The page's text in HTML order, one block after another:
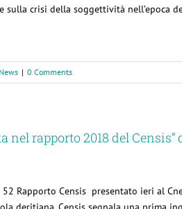
sulla crisi della soggettività nell’epoca
News | 0 Comments
nel rapporto 2018 del
Rapporto Censis presentato ieri al